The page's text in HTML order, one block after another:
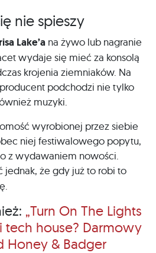
nie spieszy
Lake’a na żywo lub nagranie
wydaje się mieć za konsolą
krojenia ziemniaków. Na
podchodzi nie tylko
muzyki.
wyrobionej przez siebie
niej festiwalowego popytu,
z wydawaniem nowości.
jednak, że gdy już to robi to
„Turn On The Lights
tech house? Darmowy
Honey & Badger